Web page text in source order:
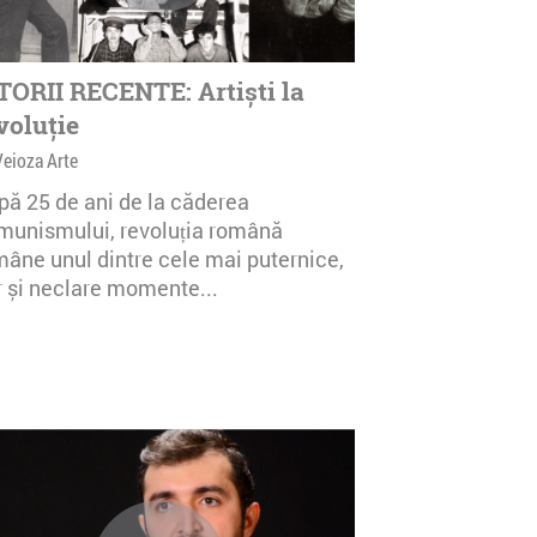
unelte, know how dar mai
social ce catalizează
experimentarea și inovația.
cele mai importante proiecte
a fost producerea si organizarea
de instalatii interactive din
Symbiomorphogenesis, realizata
eterogena de designeri, ingineri,
La nivel conceptual,
interogheaza relatia dintre oameni
functioneaza in simbioza cu
in diverse moduri la
si manifestarile acestuia, dar si
RECENTE: Artiști la
Arte
25 de ani de la căderea
revoluția română
unul dintre cele mai puternice,
și neclare momente...